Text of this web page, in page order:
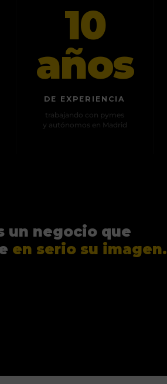
10
años
DE EXPERIENCIA
trabajando con pymes
y autónomos en Madrid
un negocio que
en serio su imagen.